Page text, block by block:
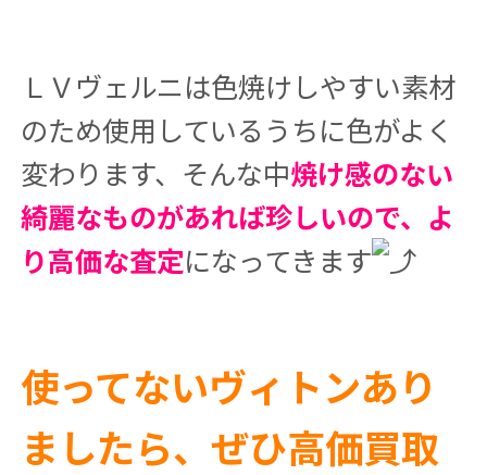
ＬＶヴェルニは色焼けしやすい素材
のため使用しているうちに色がよく
変わります、そんな中焼け感のない
綺麗なものがあれば珍しいので、よ
り高価な査定になってきます
使ってないヴィトンあり
ましたら、ぜひ高価買取